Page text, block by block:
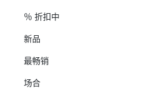
％ 折扣中
新品
最畅销
场合